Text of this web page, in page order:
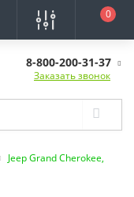
0
8-800-200-31-37
Заказать звонок
Jeep Grand Cherokee,